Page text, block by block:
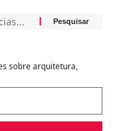
sobre arquitetura,